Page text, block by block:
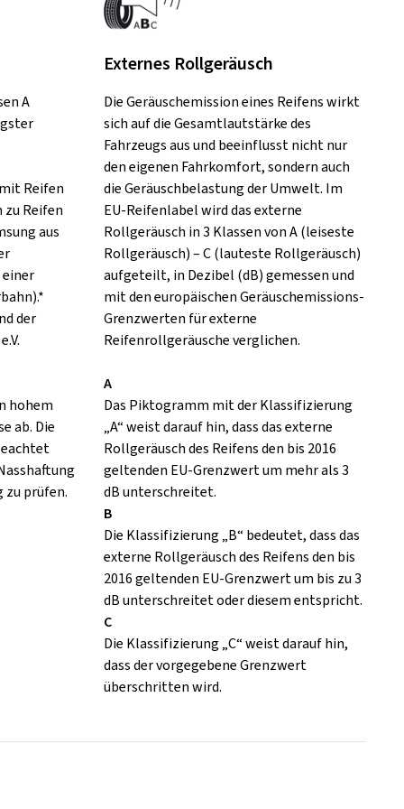
A
Reifen
zu Reifen
aus
der
hohem
ab. Die
zu prüfen.
Externes Rollgeräusch
Die Geräuschemission eines Reifens wirkt
sich auf die Gesamtlautstärke des
Fahrzeugs aus und beeinflusst nicht nur
den eigenen Fahrkomfort, sondern auch
die Geräuschbelastung der Umwelt. Im
EU-Reifenlabel wird das externe
Rollgeräusch in 3 Klassen von A (leiseste
Rollgeräusch) – C (lauteste Rollgeräusch)
aufgeteilt, in Dezibel (dB) gemessen und
mit den europäischen Geräuschemissions-
Grenzwerten für externe
Reifenrollgeräusche verglichen.
A
Das Piktogramm mit der Klassifizierung
„A“ weist darauf hin, dass das externe
Rollgeräusch des Reifens den bis 2016
geltenden EU-Grenzwert um mehr als 3
dB unterschreitet.
B
Die Klassifizierung „B“ bedeutet, dass das
externe Rollgeräusch des Reifens den bis
2016 geltenden EU-Grenzwert um bis zu 3
dB unterschreitet oder diesem entspricht.
C
Die Klassifizierung „C“ weist darauf hin,
dass der vorgegebene Grenzwert
überschritten wird.